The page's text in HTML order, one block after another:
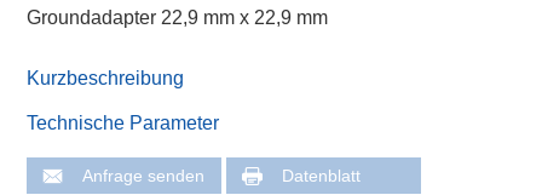
Groundadapter 22,9 mm x 22,9 mm
Kurzbeschreibung
Technische Parameter
Anfrage senden Datenblatt